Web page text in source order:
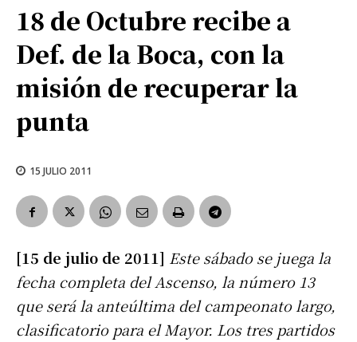
18 de Octubre recibe a
Def. de la Boca, con la
misión de recuperar la
punta
15 JULIO 2011
[15 de julio de 2011] Este sábado se juega la
fecha completa del Ascenso, la número 13
que será la anteúltima del campeonato largo,
clasificatorio para el Mayor. Los tres partidos